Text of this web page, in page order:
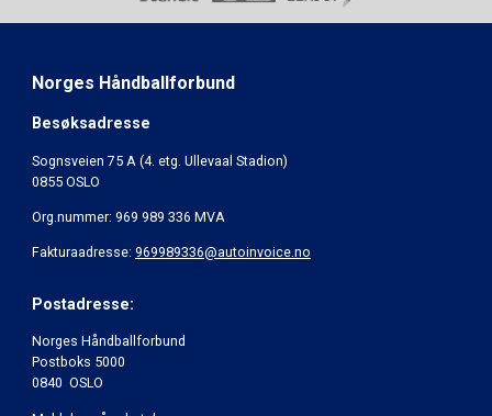
Norges Håndballforbund
Besøksadresse
Sognsveien 75 A (4. etg. Ullevaal Stadion)
0855 OSLO
Org.nummer: 969 989 336 MVA
Fakturaadresse: 969989336@autoinvoice.no
Postadresse:
Norges Håndballforbund
Postboks 5000
0840 OSLO